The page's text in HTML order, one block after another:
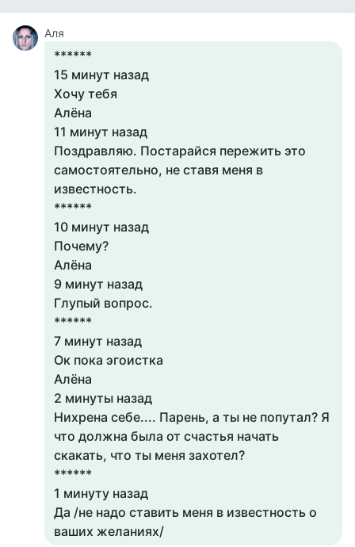
Аля
******
15 минут назад
Хочу тебя
Алёна
11 минут назад
Поздравляю. Постарайся пережить это
самостоятельно, не ставя меня в
известность.
******
10 минут назад
Почему?
Алёна
9 минут назад
Глупый вопрос.
******
7 минут назад
Ок пока эгоистка
Алёна
2 минуты назад
Нихрена себе.... Парень, а ты не попутал? Я
что должна была от счастья начать
скакать, что ты меня захотел?
******
1 минуту назад
Да /не надо ставить меня в известность о
ваших желаниях/